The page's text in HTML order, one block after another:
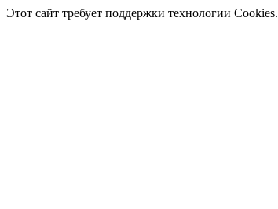
Этот сайт требует поддержки технологии Cookies.